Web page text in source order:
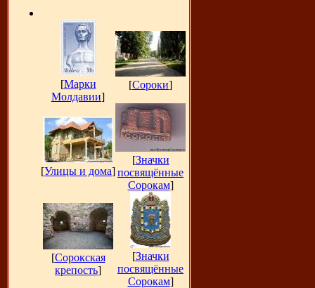
[Марки
Молдавии]
[Сороки]
[Улицы и дома]
[Значки
посвящённые
Сорокам]
[Сорокская
крепость]
[Значки
посвящённые
Сорокам]